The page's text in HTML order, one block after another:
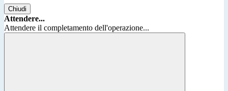
Chiudi
Attendere...
Attendere il completamento dell'operazione...